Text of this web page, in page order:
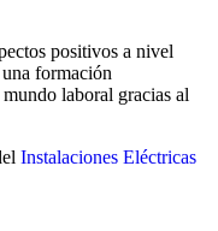
positivos a nivel
formación
laboral gracias al
Instalaciones Eléctricas